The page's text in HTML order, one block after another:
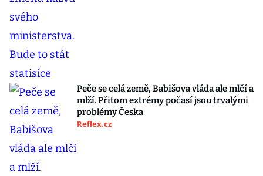
Peče se celá země, Babišova vláda ale mlčí a
mlží. Přitom extrémy počasí jsou trvalými
problémy Česka
Reflex.cz